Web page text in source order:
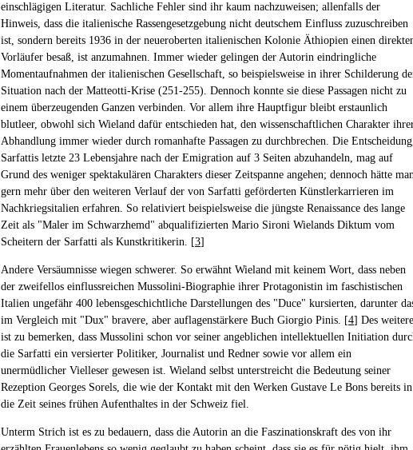
einschlägigen Literatur. Sachliche Fehler sind ihr kaum nachzuweisen; allenfalls der
Hinweis, dass die italienische Rassengesetzgebung nicht deutschem Einfluss zuzuschreiben
ist, sondern bereits 1936 in der neueroberten italienischen Kolonie Äthiopien einen
Vorläufer besaß, ist anzumahnen. Immer wieder gelingen der Autorin eindringliche
Momentaufnahmen der italienischen Gesellschaft, so beispielsweise in ihrer Schilderung
Situation nach der Matteotti-Krise (251-255). Dennoch konnte sie diese Passagen nicht zu
einem überzeugenden Ganzen verbinden. Vor allem ihre Hauptfigur bleibt erstaunlich
blutleer, obwohl sich Wieland dafür entschieden hat, den wissenschaftlichen Charakter
Abhandlung immer wieder durch romanhafte Passagen zu durchbrechen. Die
Sarfattis letzte 23 Lebensjahre nach der Emigration auf 3 Seiten abzuhandeln, mag auf
Grund des weniger spektakulären Charakters dieser Zeitspanne angehen; dennoch hätte
gern mehr über den weiteren Verlauf der von Sarfatti geförderten Künstlerkarrieren im
Nachkriegsitalien erfahren. So relativiert beispielsweise die jüngste Renaissance des lange
Zeit als "Maler im Schwarzhemd" abqualifizierten Mario Sironi Wielands Diktum vom
Scheitern der Sarfatti als Kunstkritikerin. [3]
Andere Versäumnisse wiegen schwerer. So erwähnt Wieland mit keinem Wort, dass neben
der zweifellos einflussreichen Mussolini-Biographie ihrer Protagonistin im faschistischen
Italien ungefähr 400 lebensgeschichtliche Darstellungen des "Duce" kursierten, darunter
im Vergleich mit "Dux" bravere, aber auflagenstärkere Buch Giorgio Pinis. [4] Des
ist zu bemerken, dass Mussolini schon vor seiner angeblichen intellektuellen Initiation
die Sarfatti ein versierter Politiker, Journalist und Redner sowie vor allem ein
unermüdlicher Vielleser gewesen ist. Wieland selbst unterstreicht die Bedeutung seiner
Rezeption Georges Sorels, die wie der Kontakt mit den Werken Gustave Le Bons bereits in
die Zeit seines frühen Aufenthaltes in der Schweiz fiel.
Unterm Strich ist es zu bedauern, dass die Autorin an die Faszinationskraft des von ihr